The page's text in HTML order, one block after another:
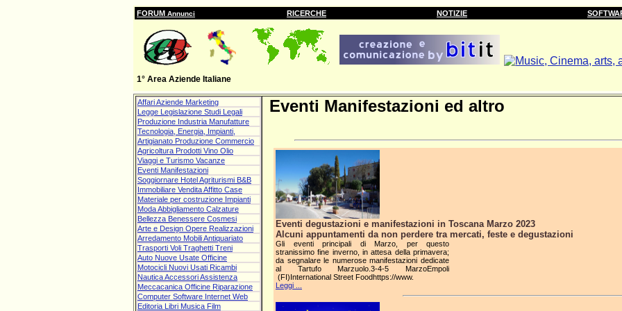
FORUM Annunci RICERCHE NOTIZIE
1° Area Aziende Italiane
Affari Aziende Marketing
Legge Legislazione Studi Legali
Produzione Industria Manufatture
Tecnologia, Energia, Impianti,
Artigianato Produzione Commercio
Agricoltura Prodotti Vino Olio
Viaggi e Turismo Vacanze
Eventi Manifestazioni
Soggiornare Hotel Agriturismi B&B
Immobiliare Vendita Affitto Case
Materiale per costruzione Impianti
Moda Abbigliamento Calzature
Bellezza Benessere Cosmesi
Arte e Design Opere Realizzazioni
Arredamento Mobili Antiquariato
Trasporti Voli Traghetti Treni
Auto Nuove Usate Officine
Motocicli Nuovi Usati Ricambi
Nautica Accessori Assistenza
Meccacanica Officine Riparazione
Computer Software Internet Web
Editoria Libri Musica Film
Eventi Manifestazioni ed altro
Eventi degustazioni e manifestazioni in Toscana Marzo 2023
Alcuni appuntamenti da non perdere tra mercati, feste e degustazioni
Gli eventi principali di Marzo, per questo
stranissimo fine inverno, in attesa della primavera;
da segnalare le numerose manifestazioni dedicate
al Tartufo Marzuolo.3-4-5 MarzoEmpoli
(FI)International Street Foodhttps://www.
Leggi ...